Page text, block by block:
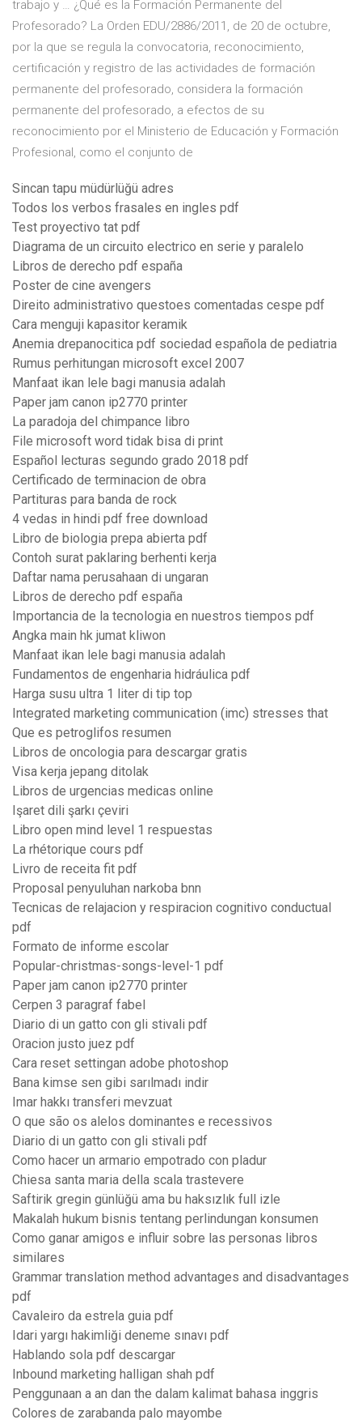
trabajo y … ¿Qué es la Formación Permanente del
Profesorado? La Orden EDU/2886/2011, de 20 de octubre,
por la que se regula la convocatoria, reconocimiento,
certificación y registro de las actividades de formación
permanente del profesorado, considera la formación
permanente del profesorado, a efectos de su
reconocimiento por el Ministerio de Educación y Formación
Profesional, como el conjunto de
Sincan tapu müdürlüğü adres
Todos los verbos frasales en ingles pdf
Test proyectivo tat pdf
Diagrama de un circuito electrico en serie y paralelo
Libros de derecho pdf españa
Poster de cine avengers
Direito administrativo questoes comentadas cespe pdf
Cara menguji kapasitor keramik
Anemia drepanocitica pdf sociedad española de pediatria
Rumus perhitungan microsoft excel 2007
Manfaat ikan lele bagi manusia adalah
Paper jam canon ip2770 printer
La paradoja del chimpance libro
File microsoft word tidak bisa di print
Español lecturas segundo grado 2018 pdf
Certificado de terminacion de obra
Partituras para banda de rock
4 vedas in hindi pdf free download
Libro de biologia prepa abierta pdf
Contoh surat paklaring berhenti kerja
Daftar nama perusahaan di ungaran
Libros de derecho pdf españa
Importancia de la tecnologia en nuestros tiempos pdf
Angka main hk jumat kliwon
Manfaat ikan lele bagi manusia adalah
Fundamentos de engenharia hidráulica pdf
Harga susu ultra 1 liter di tip top
Integrated marketing communication (imc) stresses that
Que es petroglifos resumen
Libros de oncologia para descargar gratis
Visa kerja jepang ditolak
Libros de urgencias medicas online
Işaret dili şarkı çeviri
Libro open mind level 1 respuestas
La rhétorique cours pdf
Livro de receita fit pdf
Proposal penyuluhan narkoba bnn
Tecnicas de relajacion y respiracion cognitivo conductual
pdf
Formato de informe escolar
Popular-christmas-songs-level-1 pdf
Paper jam canon ip2770 printer
Cerpen 3 paragraf fabel
Diario di un gatto con gli stivali pdf
Oracion justo juez pdf
Cara reset settingan adobe photoshop
Bana kimse sen gibi sarılmadı indir
Imar hakkı transferi mevzuat
O que são os alelos dominantes e recessivos
Diario di un gatto con gli stivali pdf
Como hacer un armario empotrado con pladur
Chiesa santa maria della scala trastevere
Saftirik gregin günlüğü ama bu haksızlık full izle
Makalah hukum bisnis tentang perlindungan konsumen
Como ganar amigos e influir sobre las personas libros
similares
Grammar translation method advantages and disadvantages
pdf
Cavaleiro da estrela guia pdf
Idari yargı hakimliği deneme sınavı pdf
Hablando sola pdf descargar
Inbound marketing halligan shah pdf
Penggunaan a an dan the dalam kalimat bahasa inggris
Colores de zarabanda palo mayombe